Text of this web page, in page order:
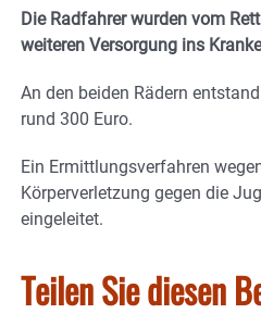
Die Radfahrer wurden vom
weiteren Versorgung ins
An den beiden Rädern
rund 300 Euro.
Ein Ermittlungsverfahren
Körperverletzung gegen die
eingeleitet.
Teilen Sie diesen